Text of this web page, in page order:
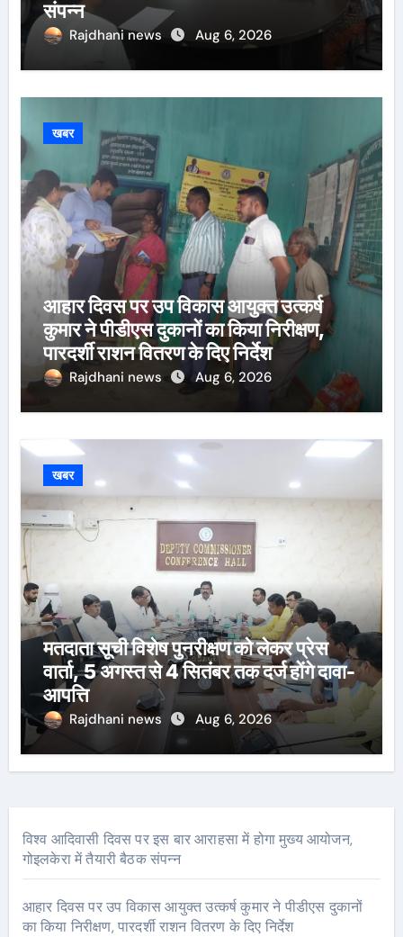
संपन्न
Rajdhani news Aug 6, 2026
खबर
आहार दिवस पर उप विकास आयुक्त उत्कर्ष
कुमार ने पीडीएस दुकानों का किया निरीक्षण,
पारदर्शी राशन वितरण के दिए निर्देश
Rajdhani news Aug 6, 2026
खबर
मतदाता सूची विशेष पुनरीक्षण को लेकर प्रेस
वार्ता, 5 अगस्त से 4 सितंबर तक दर्ज होंगे दावा-
आपत्ति
Rajdhani news Aug 6, 2026
विश्व आदिवासी दिवस पर इस बार आराहसा में होगा मुख्य आयोजन,
गोइलकेरा में तैयारी बैठक संपन्न
आहार दिवस पर उप विकास आयुक्त उत्कर्ष कुमार ने पीडीएस दुकानों
का किया निरीक्षण, पारदर्शी राशन वितरण के दिए निर्देश